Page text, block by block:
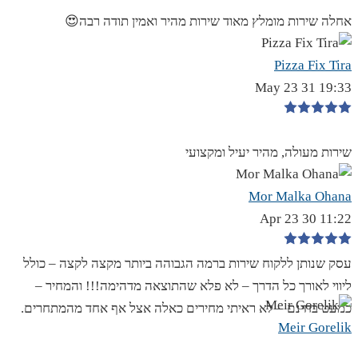
אחלה שירות מומלץ מאוד שירות מהיר ואמין תודה רבה😍
Pizza Fix Tira
19:33 31 May 23
שירות מעולה, מהיר יעיל ומקצועי
Mor Malka Ohana
11:22 30 Apr 23
עסק שנותן ללקוח שירות ברמה הגבוהה ביותר מקצה לקצה – כולל
ליווי לאורך כל הדרך – לא פלא שהתוצאה מדהימה!!! והמחיר –
כמעט בחינם – לא ראיתי מחירים כאלה אצל אף אחד מהמתחרים.
Meir Gorelik